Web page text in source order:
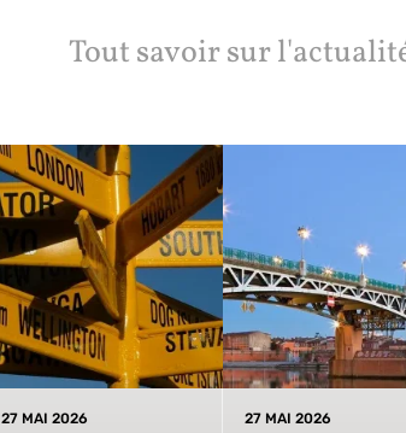
Tout savoir sur
27 MAI 2026 27 MAI 2026